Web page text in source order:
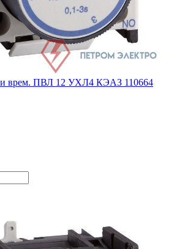
врем. ПВЛ 12 УХЛ4 КЭАЗ 110664